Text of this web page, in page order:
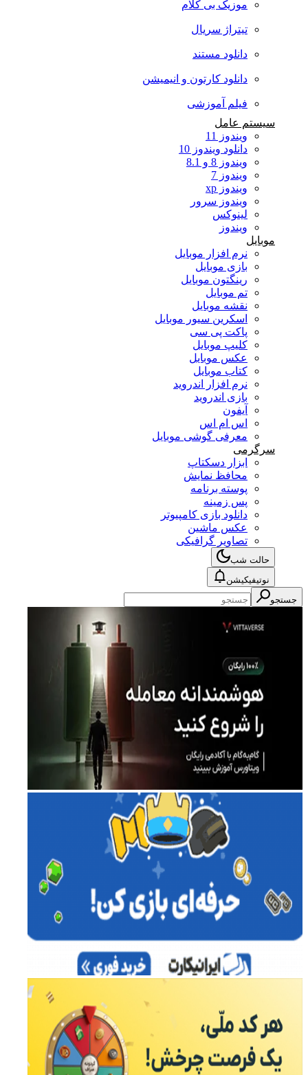
موزیک بی کلام
تیتراژ سریال
دانلود مستند
دانلود کارتون و انیمیشن
فیلم آموزشی
سیستم عامل
ویندوز 11
دانلود ویندوز 10
ویندوز 8 و 8.1
ویندوز 7
ویندوز xp
ویندوز سرور
لینوکس
ویندوز
موبایل
نرم افزار موبایل
بازی موبایل
رینگتون موبایل
تم موبایل
نقشه موبایل
اسکرین سیور موبایل
پاکت پی سی
کلیپ موبایل
عکس موبایل
کتاب موبایل
نرم افزار اندروید
بازی اندروید
آیفون
اس ام اس
معرفی گوشی موبایل
سرگرمی
ابزار دسکتاپ
محافظ نمایش
پوسته برنامه
پس زمینه
دانلود بازی کامپیوتر
عکس ماشین
تصاویر گرافیکی
حالت شب
نوتیفیکیشن
جستجو